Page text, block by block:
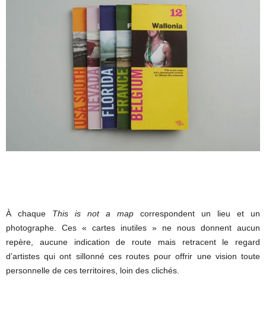
À chaque This is not a map correspondent un lieu et un
photographe. Ces « cartes inutiles » ne nous donnent aucun
repère, aucune indication de route mais retracent le regard
d’artistes qui ont sillonné ces routes pour offrir une vision toute
personnelle de ces territoires, loin des clichés.